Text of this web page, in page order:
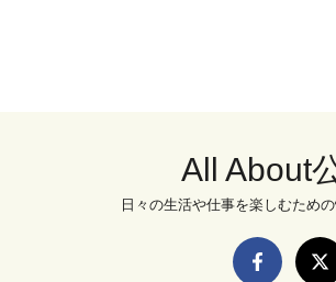
All About
日々の生活や仕事を楽しむため